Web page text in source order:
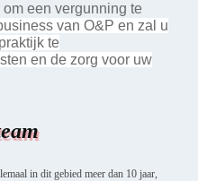
een vergunning te
van O&P en zal u
te
en de zorg voor uw
in dit gebied meer dan 10 jaar,